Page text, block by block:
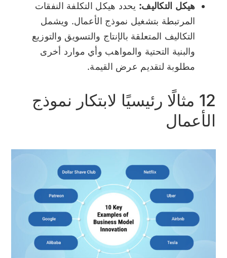
هيكل التكاليف: يحدد هيكل التكلفة النفقات
المرتبطة بتشغيل نموذج الأعمال. ويشمل
التكاليف المتعلقة بالإنتاج والتسويق والتوزيع
والبنية التحتية والمواهب وأي موارد أخرى
مطلوبة لتقديم عرض القيمة.
12 مثالًا رئيسيًا لابتكار نموذج
الأعمال